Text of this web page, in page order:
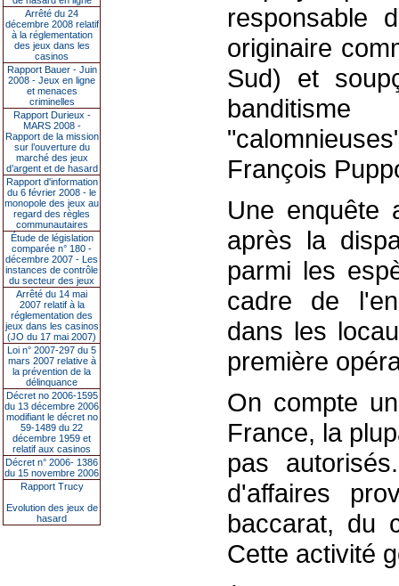
Arrêté du 24
décembre 2008 relatif
à la réglementation
des jeux dans les
casinos
Rapport Bauer - Juin
2008 - Jeux en ligne
et menaces
criminelles
Rapport Durieux -
MARS 2008 -
Rapport de la mission
sur l’ouverture du
marché des jeux
d’argent et de hasard
Rapport d'information
du 6 février 2008 - le
monopole des jeux au
regard des règles
communautaires
Étude de législation
comparée n° 180 -
décembre 2007 - Les
instances de contrôle
du secteur des jeux
Arrêté du 14 mai
2007 relatif à la
réglementation des
jeux dans les casinos
(JO du 17 mai 2007)
Loi n° 2007-297 du 5
mars 2007 relative à
la prévention de la
délinquance
Décret no 2006-1595
du 13 décembre 2006
modifiant le décret no
59-1489 du 22
décembre 1959 et
relatif aux casinos
Décret n° 2006- 1386
du 15 novembre 2006
Rapport Trucy
Evolution des jeux de
hasard
responsable
originaire
Sud) et
François
Une enquête
après la
parmi les
cadre de
dans les
première
On compte
France, la
pas
d'affaires
baccarat, du
Cette activité